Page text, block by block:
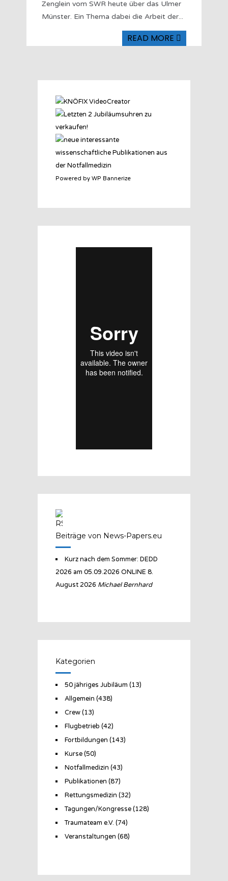
Zenglein vom SWR heute über das Ulmer
Münster. Ein Thema dabei die Arbeit der...
READ MORE
Powered by WP Bannerize
Beiträge von News-Papers.eu
Kurz nach dem Sommer: DEDD
2026 am 05.09.2026 ONLINE 8.
August 2026 Michael Bernhard
Kategorien
50 jähriges Jubiläum (13)
Allgemein (438)
Crew(13)
Flugbetrieb (42)
Fortbildungen (143)
Kurse(50)
Notfallmedizin (43)
Publikationen (87)
Rettungsmedizin (32)
Tagungen/Kongresse(128)
Traumateam e.V. (74)
Veranstaltungen (68)